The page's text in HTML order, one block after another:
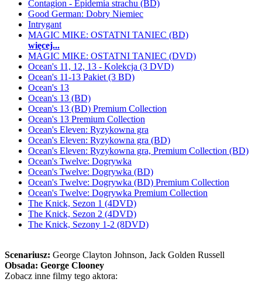
Contagion - Epidemia strachu (BD)
Good German: Dobry Niemiec
Intrygant
MAGIC MIKE: OSTATNI TANIEC (BD)
więcej...
MAGIC MIKE: OSTATNI TANIEC (DVD)
Ocean's 11, 12, 13 - Kolekcja (3 DVD)
Ocean's 11-13 Pakiet (3 BD)
Ocean's 13
Ocean's 13 (BD)
Ocean's 13 (BD) Premium Collection
Ocean's 13 Premium Collection
Ocean's Eleven: Ryzykowna gra
Ocean's Eleven: Ryzykowna gra (BD)
Ocean's Eleven: Ryzykowna gra, Premium Collection (BD)
Ocean's Twelve: Dogrywka
Ocean's Twelve: Dogrywka (BD)
Ocean's Twelve: Dogrywka (BD) Premium Collection
Ocean's Twelve: Dogrywka Premium Collection
The Knick, Sezon 1 (4DVD)
The Knick, Sezon 2 (4DVD)
The Knick, Sezony 1-2 (8DVD)
Scenariusz: George Clayton Johnson, Jack Golden Russell
Obsada: George Clooney
Zobacz inne filmy tego aktora: